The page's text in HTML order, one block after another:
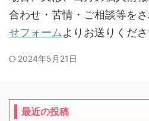
合わせ・苦情・ご相談等をさ
せフォームよりお送りくださ
2024年5月21日
最近の投稿